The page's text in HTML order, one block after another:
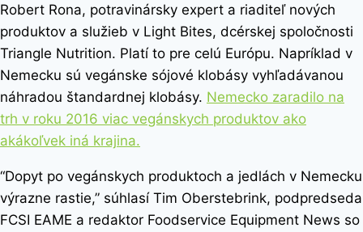
Robert Rona, potravinársky expert a riaditeľ nových
produktov a služieb v Light Bites, dcérskej spoločnosti
Triangle Nutrition. Platí to pre celú Európu. Napríklad v
Nemecku sú vegánske sójové klobásy vyhľadávanou
náhradou štandardnej klobásy. Nemecko zaradilo na
trh v roku 2016 viac vegánskych produktov ako
akákoľvek iná krajina.
“Dopyt po vegánskych produktoch a jedlách v Nemecku
výrazne rastie,” súhlasí Tim Oberstebrink, podpredseda
FCSI EAME a redaktor Foodservice Equipment News so